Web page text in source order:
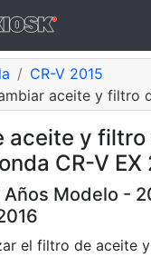
CR-V 2015
aceite y filtro
aceite y
CR-V
Años Modelo -
el filtro de aceite